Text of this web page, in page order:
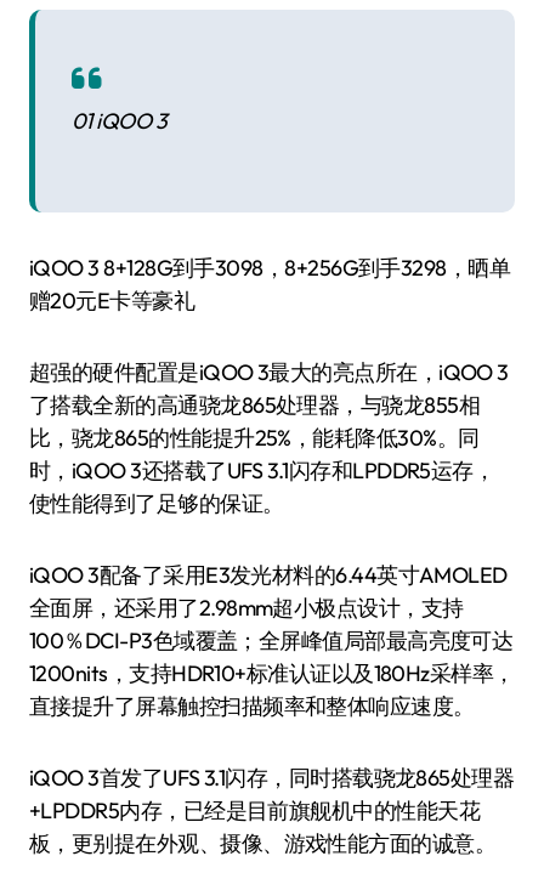
01 iQOO 3
iQOO 3 8+128G到手3098，8+256G到手3298，晒单
赠20元E卡等豪礼
超强的硬件配置是iQOO 3最大的亮点所在，iQOO 3
了搭载全新的高通骁龙865处理器，与骁龙855相
比，骁龙865的性能提升25%，能耗降低30%。同
时，iQOO 3还搭载了UFS 3.1闪存和LPDDR5运存，
使性能得到了足够的保证。
iQOO 3配备了采用E3发光材料的6.44英寸AMOLED
全面屏，还采用了2.98mm超小极点设计，支持
100％DCI-P3色域覆盖；全屏峰值局部最高亮度可达
1200nits，支持HDR10+标准认证以及180Hz采样率，
直接提升了屏幕触控扫描频率和整体响应速度。
iQOO 3首发了UFS 3.1闪存，同时搭载骁龙865处理器
+LPDDR5内存，已经是目前旗舰机中的性能天花
板，更别提在外观、摄像、游戏性能方面的诚意。